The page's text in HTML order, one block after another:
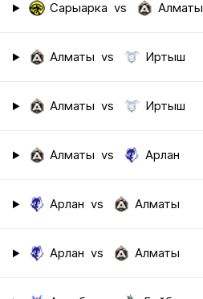
Сарыарка vs Алматы
Алматы vs Иртыш
Алматы vs Иртыш
Алматы vs Арлан
Арлан vs Алматы
Арлан vs Алматы